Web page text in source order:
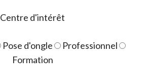
Centre d'intérêt
Pose d'ongle
Professionnel
Formation